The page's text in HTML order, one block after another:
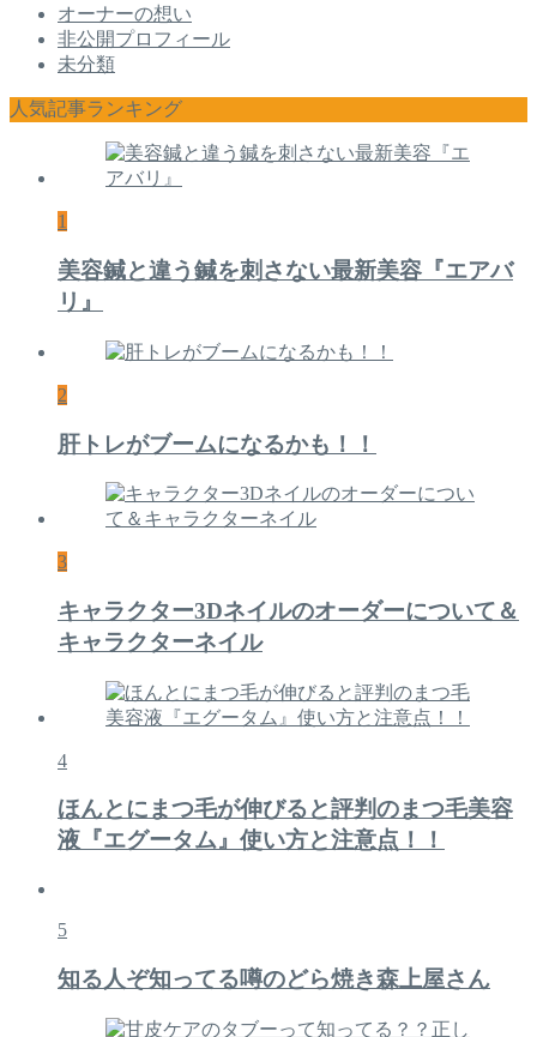
オーナーの想い
非公開プロフィール
未分類
人気記事ランキング
1
美容鍼と違う鍼を刺さない最新美容『エアバ
リ』
2
肝トレがブームになるかも！！
3
キャラクター3Dネイルのオーダーについて＆
キャラクターネイル
4
ほんとにまつ毛が伸びると評判のまつ毛美容
液『エグータム』使い方と注意点！！
5
知る人ぞ知ってる噂のどら焼き森上屋さん